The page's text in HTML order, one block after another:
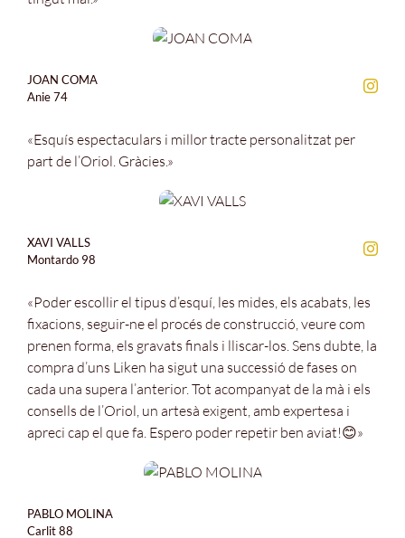
JOAN COMA
Anie 74
«Esquís espectaculars i millor tracte personalitzat per
part de l’Oriol. Gràcies.»
XAVI VALLS
Montardo 98
«Poder escollir el tipus d’esquí, les mides, els acabats, les
fixacions, seguir-ne el procés de construcció, veure com
prenen forma, els gravats finals i lliscar-los. Sens dubte, la
compra d’uns Liken ha sigut una successió de fases on
cada una supera l’anterior. Tot acompanyat de la mà i els
consells de l’Oriol, un artesà exigent, amb expertesa i
apreci cap el que fa. Espero poder repetir ben aviat!😊»
PABLO MOLINA
Carlit 88